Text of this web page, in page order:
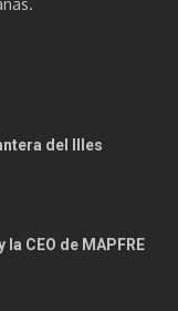
del Illes
CEO de MAPFRE